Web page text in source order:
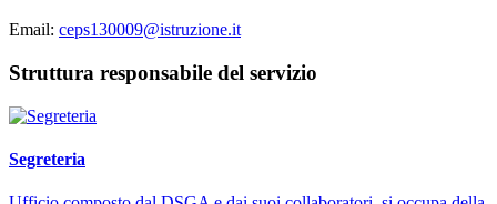
Email: ceps130009@istruzione.it
Struttura responsabile del servizio
Segreteria